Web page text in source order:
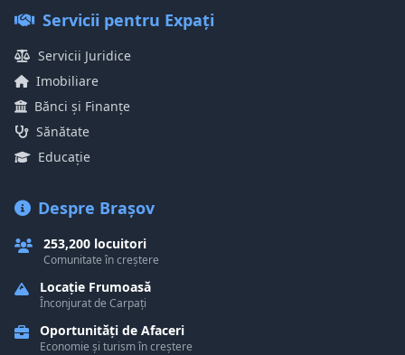
Servicii pentru Expați
Servicii Juridice
Imobiliare
Bănci și Finanțe
Sănătate
Educație
Despre Brașov
253,200 locuitori
Comunitate în creștere
Locație Frumoasă
Înconjurat de Carpați
Oportunități de Afaceri
Economie și turism în creștere